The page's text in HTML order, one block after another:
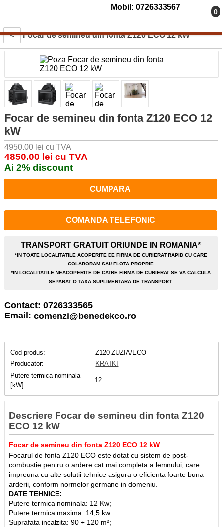
Mobil: 0726333567
0
< Focar de semineu din fonta Z120 ECO 12 kW
Focar de semineu din fonta Z120 ECO 12
kW
4950.00 lei cu TVA
4850.00 lei cu TVA
Ai 2% discount
CUMPARA
COMANDA TELEFONIC
TRANSPORT GRATUIT ORIUNDE IN ROMANIA*
*IN TOATE LOCALITATILE ACOPERITE DE FIRMA DE CURIERAT RAPID CU CARE
COLABORAM SAU FLOTA PROPRIE
*IN LOCALITATILE NEACOPERITE DE CATRE FIRMA DE CURIERAT SE VA CALCULA
SEPARAT O TAXA SUPLIMENTARA DE TRANSPORT.
Contact: 0726333565
Email: comenzi@benedekco.ro
Cod produs:
Z120 ZUZIA/ECO
Producator:
KRATKI
Putere termica nominala
[kW]
12
Descriere Focar de semineu din fonta Z120
ECO 12 kW
Focar de semineu din fonta Z120 ECO 12 kW
Focarul de fonta Z120 ECO este dotat cu sistem de post-
combustie pentru o ardere cat mai completa a lemnului, care
impreuna cu alte solutii tehnice asigura o eficienta foarte buna
arderii, conform normelor germane in domeniu.
DATE TEHNICE:
Putere termica nominala: 12 Kw;
Putere termica maxima: 14,5 kw;
Suprafata incalzita: 90 ÷ 120 m²;